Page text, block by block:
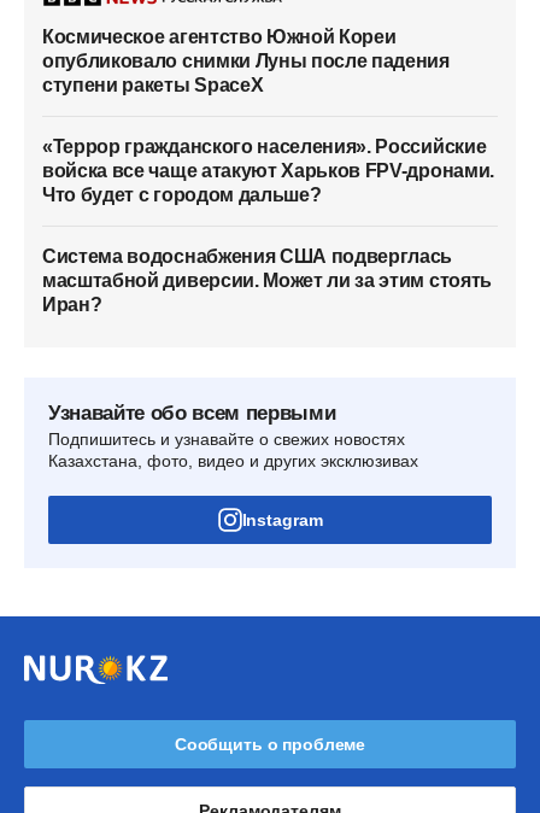
Космическое агентство Южной Кореи
опубликовало снимки Луны после падения
ступени ракеты SpaceX
«Террор гражданского населения». Российские
войска все чаще атакуют Харьков FPV-дронами.
Что будет с городом дальше?
Система водоснабжения США подверглась
масштабной диверсии. Может ли за этим стоять
Иран?
Узнавайте обо всем первыми
Подпишитесь и узнавайте о свежих новостях
Казахстана, фото, видео и других эксклюзивах
Instagram
Сообщить о проблеме